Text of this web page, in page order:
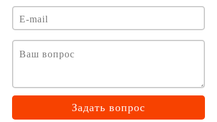
Задать вопрос